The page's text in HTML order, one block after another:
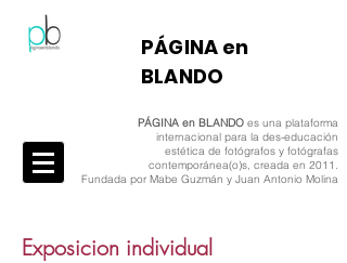
​PÁGINA en
BLANDO
PÁGINA en BLANDO es una plataforma
internacional para la des-educación
estética de fotógrafos y fotógrafas
contemporánea(o)s, creada en 2011.
Fundada por Mabe Guzmán y Juan Antonio Molina
Exposicion individual